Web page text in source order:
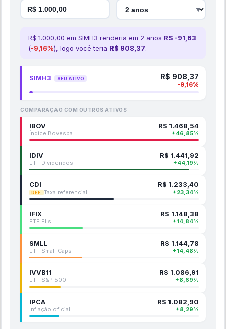
▼
R$ 1.000,00 em SIMH3 renderia em 2 anos R$ -91,63
(-9,16%), logo você teria R$ 908,37.
SIMH3 SEU ATIVO R$ 908,37
-9,16%
COMPARAÇÃO COM OUTROS ATIVOS
IBOV
Índice Bovespa
R$ 1.468,54
+46,85%
IDIV
ETF Dividendos
R$ 1.441,92
+44,19%
CDI
REF. Taxa referencial
R$ 1.233,40
+23,34%
IFIX
ETF FIIs
R$ 1.148,38
+14,84%
SMLL
ETF Small Caps
R$ 1.144,78
+14,48%
IVVB11
ETF S&P 500
R$ 1.086,91
+8,69%
IPCA
Inflação oficial
R$ 1.082,90
+8,29%